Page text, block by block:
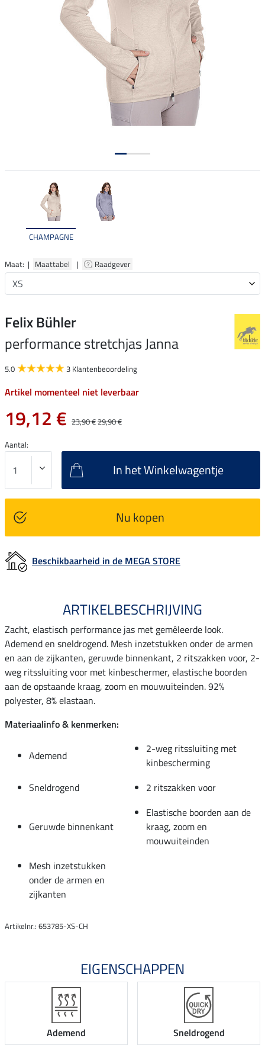
CHAMPAGNE
Maat: | Maattabel | Raadgever
Felix Bühler
performance stretchjas Janna
5.0 3 Klantenbeoordeling
Artikel momenteel niet leverbaar
19,12 € 23,90 €29,90 €
Aantal:
In het Winkelwagentje
Nu kopen
Beschikbaarheid in de MEGA STORE
ARTIKELBESCHRIJVING
Zacht, elastisch performance jas met gemêleerde look.
Ademend en sneldrogend. Mesh inzetstukken onder de armen
en aan de zijkanten, geruwde binnenkant, 2 ritszakken voor, 2-
weg ritssluiting voor met kinbeschermer, elastische boorden
aan de opstaande kraag, zoom en mouwuiteinden. 92%
polyester, 8% elastaan.
Materiaalinfo & kenmerken:
Ademend
2-weg ritssluiting met
kinbescherming
Sneldrogend
2 ritszakken voor
Geruwde binnenkant
Elastische boorden aan de
kraag, zoom en
mouwuiteinden
Mesh inzetstukken
onder de armen en
zijkanten
Artikelnr.: 653785-XS-CH
EIGENSCHAPPEN
Ademend Sneldrogend